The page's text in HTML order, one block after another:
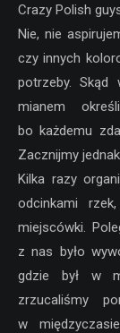
Crazy Polish
Nie, nie
czy innych
potrzeby. Skąd
mianem
bo każdemu
Zacznijmy
Kilka razy
odcinkami
miejscówki.
z nas było
gdzie był w
zrzucaliśmy
w